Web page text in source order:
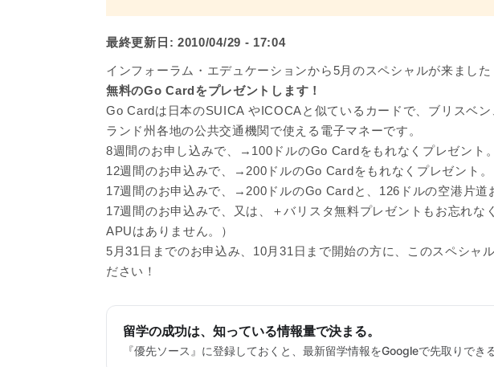
最終更新日: 2010/04/29 - 17:04
インフォーラム・エデュケーションから5月のスペシャルが来ました
無料のGo Cardをプレゼントします！
Go Cardは日本のSUICA やICOCAと似ているカードで、ブリスベ
ランド州各地の公共交通機関で使える電子マネーです。
8週間のお申し込みで、→100ドルのGo Cardをもれなくプレゼント。
12週間のお申込みで、→200ドルのGo Cardをもれなくプレゼント。
17週間のお申込みで、→200ドルのGo Cardと、126ドルの空港片道
17週間のお申込みで、又は、＋バリスタ無料プレゼントもお忘れな
APUはありません。）
5月31日までのお申込み、10月31日まで開始の方に、このスペシャ
ださい！
留学の成功は、知っている情報量で決まる。
『優先ソース』に登録しておくと、最新留学情報をGoogleで先取りでき